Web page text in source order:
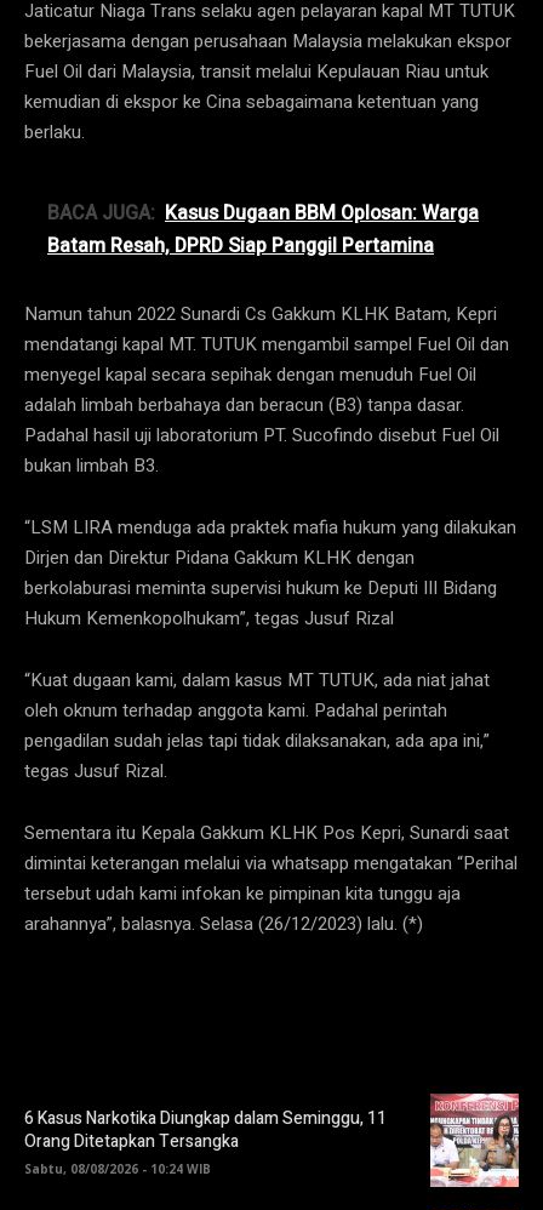
Jaticatur Niaga Trans selaku agen pelayaran kapal MT TUTUK
bekerjasama dengan perusahaan Malaysia melakukan ekspor
Fuel Oil dari Malaysia, transit melalui Kepulauan Riau untuk
kemudian di ekspor ke Cina sebagaimana ketentuan yang
berlaku.
BACA JUGA: Kasus Dugaan BBM Oplosan: Warga
Batam Resah, DPRD Siap Panggil Pertamina
Namun tahun 2022 Sunardi Cs Gakkum KLHK Batam, Kepri
mendatangi kapal MT. TUTUK mengambil sampel Fuel Oil dan
menyegel kapal secara sepihak dengan menuduh Fuel Oil
adalah limbah berbahaya dan beracun (B3) tanpa dasar.
Padahal hasil uji laboratorium PT. Sucofindo disebut Fuel Oil
bukan limbah B3.
“LSM LIRA menduga ada praktek mafia hukum yang dilakukan
Dirjen dan Direktur Pidana Gakkum KLHK dengan
berkolaburasi meminta supervisi hukum ke Deputi III Bidang
Hukum Kemenkopolhukam”, tegas Jusuf Rizal
“Kuat dugaan kami, dalam kasus MT TUTUK, ada niat jahat
oleh oknum terhadap anggota kami. Padahal perintah
pengadilan sudah jelas tapi tidak dilaksanakan, ada apa ini,”
tegas Jusuf Rizal.
Sementara itu Kepala Gakkum KLHK Pos Kepri, Sunardi saat
dimintai keterangan melalui via whatsapp mengatakan “Perihal
tersebut udah kami infokan ke pimpinan kita tunggu aja
arahannya”, balasnya. Selasa (26/12/2023) lalu. (*)
6 Kasus Narkotika Diungkap dalam Seminggu, 11
Orang Ditetapkan Tersangka
Sabtu, 08/08/2026 - 10:24 WIB